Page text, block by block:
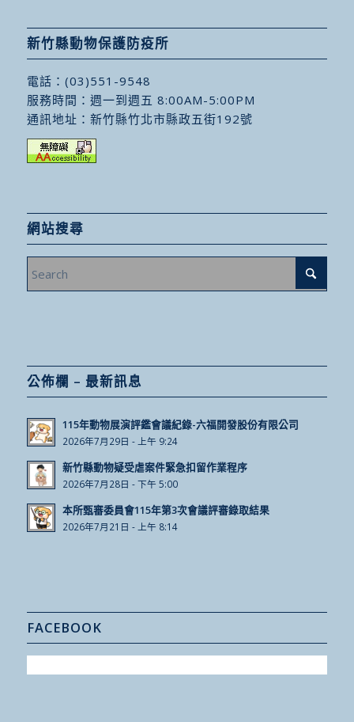
新竹縣動物保護防疫所
電話： (03)551-9548
服務時間：週一到週五 8:00AM-5:00PM
通訊地址： 新竹縣竹北市縣政五街192號
網站搜尋
公佈欄 – 最新訊息
115年動物展演評鑑會議紀錄-六福開發股份有限公司
2026年7月29日 - 上午 9:24
新竹縣動物疑受虐案件緊急扣留作業程序
2026年7月28日 - 下午 5:00
本所甄審委員會115年第3次會議評審錄取結果
2026年7月21日 - 上午 8:14
FACEBOOK